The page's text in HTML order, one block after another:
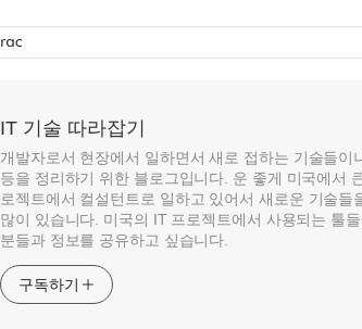
IT 기술 따라잡기
개발자로서 현장에서 일하면서 새로 접하는 기술들이
등을 정리하기 위한 블로그입니다. 운 좋게 미국에서
로젝트에서 컬설턴트로 일하고 있어서 새로운 기술들
많이 있습니다. 미국의 IT 프로젝트에서 사용되는 툴
분들과 정보를 공유하고 싶습니다.
구독하기